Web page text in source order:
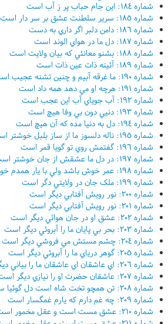
شماره ١٨٤: اين جام حباب پر ز آب است
شماره ١٨٥: سرير سلطنت عشق بر سر دار است
شماره ١٨٦: دامن دلبر اگر داري به دست
شماره ١٨٧: دل ما در هواي الوند است
شماره ١٨٨: بشنو معانئي که بيان ولايت است
شماره ١٨٩: آئينه ذات عين ذات است
شماره ١٩٠: ما غرقه آبيم و چنين تشنه عجيب است
شماره ١٩١: هرچه او مي دهد همه داد است
شماره ١٩٢: آب جوياي آب اين عجب است
شماره ١٩٣: دنيي دون بي وفا هيچ است
شماره ١٩٤: دل به دنيا مده که آن هيچ است
شماره ١٩٥: ناله دلسوز ما از ساز بلبل خوشتر است
شماره ١٩٦: گفتمش روي تو گويا قمر است
شماره ١٩٧: در دل ما عشقش از جان خوشتر است
شماره ١٩٨: عمر خوش باشد ولي با يار همدم خوشتر است
شماره ١٩٩: ملک جان در ولايتي دگر است
شماره ٢٠٠: نور رويش آفتابي ديگر است
شماره ٢٠١: نور رويش آفتابي ديگر است
شماره ٢٠٢: عشق او در جان هوائي ديگر است
شماره ٢٠٣: بحر بي پايان ما را آبروئي ديگر است
شماره ٢٠٤: چشم مستش مي فروشي ديگر است
شماره ٢٠٥: گوهر درياي ما را آبروئي ديگر است
شماره ٢٠٦: اي عاشقان اي عاشقان ما را بياني ديگر است
شماره ٢٠٧: عاشقان حضرت او را نيازي ديگر است
شماره ٢٠٨: تن همچو تخت شاه است دل گوئيا سرير است
شماره ٢٠٩: چه غم دارم که يارم غمگسار است
شماره ٢١٠: عشق مست است و عقل مخمور است